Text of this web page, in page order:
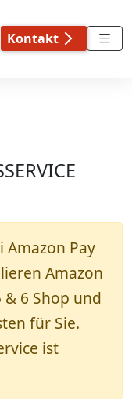
Kontakt
Pay
Amazon
6 Shop und
für Sie.
ist